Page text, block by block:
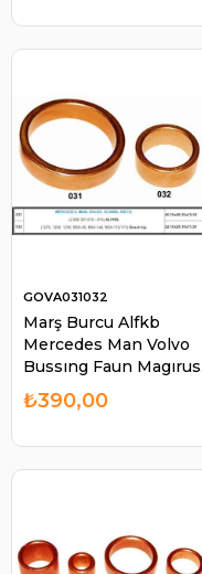
Marş Burcu Alfkb
Mercedes Man Volvo
Bussıng Faun Magırus
Daf Scania | GOVA
031032
GOVA031032
₺390,00